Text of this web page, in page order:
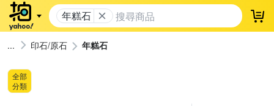
年糕石 登
印石/原石 年糕石
全部
分類